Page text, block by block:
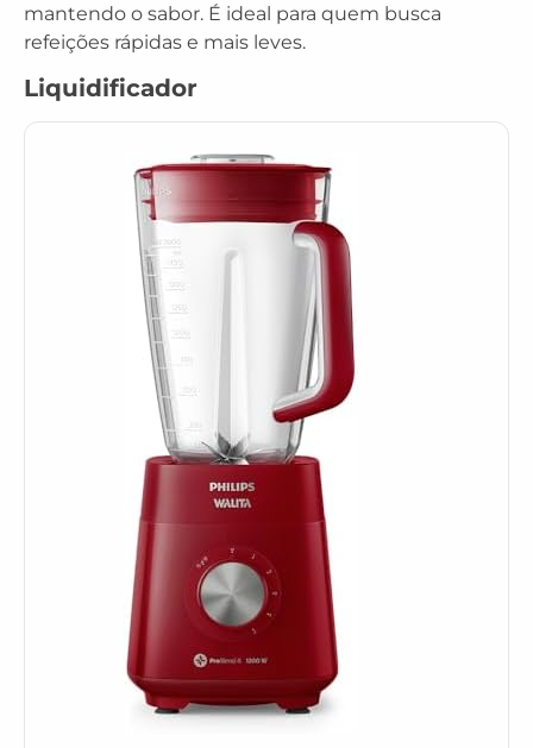
mantendo o sabor. É ideal para quem busca
refeições rápidas e mais leves.
Liquidificador